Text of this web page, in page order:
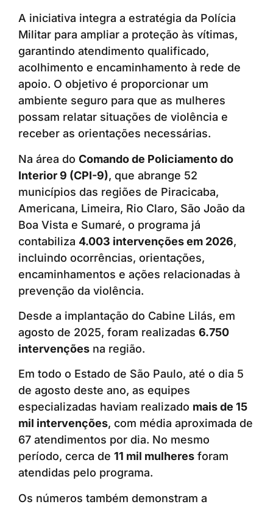
A iniciativa integra a estratégia da Polícia
Militar para ampliar a proteção às vítimas,
garantindo atendimento qualificado,
acolhimento e encaminhamento à rede de
apoio. O objetivo é proporcionar um
ambiente seguro para que as mulheres
possam relatar situações de violência e
receber as orientações necessárias.
Na área do Comando de Policiamento do
Interior 9 (CPI-9), que abrange 52
municípios das regiões de Piracicaba,
Americana, Limeira, Rio Claro, São João da
Boa Vista e Sumaré, o programa já
contabiliza 4.003 intervenções em 2026,
incluindo ocorrências, orientações,
encaminhamentos e ações relacionadas à
prevenção da violência.
Desde a implantação do Cabine Lilás, em
agosto de 2025, foram realizadas 6.750
intervenções na região.
Em todo o Estado de São Paulo, até o dia 5
de agosto deste ano, as equipes
especializadas haviam realizado mais de 15
mil intervenções, com média aproximada de
67 atendimentos por dia. No mesmo
período, cerca de 11 mil mulheres foram
atendidas pelo programa.
Os números também demonstram a